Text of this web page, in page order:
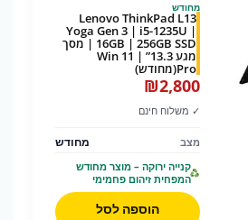
מחודש
Lenovo ThinkPad L13
Yoga Gen 3 | i5-1235U |
16GB | 256GB SSD | מסך
מגע 13.3” | Win 11
Pro(מחודש)
₪2,800
✓ משלוח חינם
מצב מחודש
קנייה ירוקה – מוצר מחודש
המפחית זיהום פחמימי
הוספה לסל